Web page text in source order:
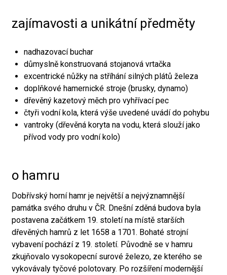
zajímavosti a unikátní předměty
nadhazovací buchar
důmyslně konstruovaná stojanová vrtačka
excentrické nůžky na stříhání silných plátů železa
doplňkové hamernické stroje (brusky, dynamo)
dřevěný kazetový měch pro vyhřívací pec
čtyři vodní kola, která výše uvedené uvádí do pohybu
vantroky (dřevěná koryta na vodu, která slouží jako
přívod vody pro vodní kolo)
o hamru
Dobřívský horní hamr je největší a nejvýznamnější
památka svého druhu v ČR. Dnešní zděná budova byla
postavena začátkem 19. století na místě starších
dřevěných hamrů z let 1658 a 1701. Bohaté strojní
vybavení pochází z 19. století. Původně se v hamru
zkujňovalo vysokopecní surové železo, ze kterého se
vykovávaly tyčové polotovary. Po rozšíření modernější